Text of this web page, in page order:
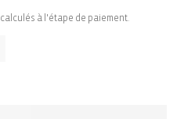
calculés à l'étape de paiement.